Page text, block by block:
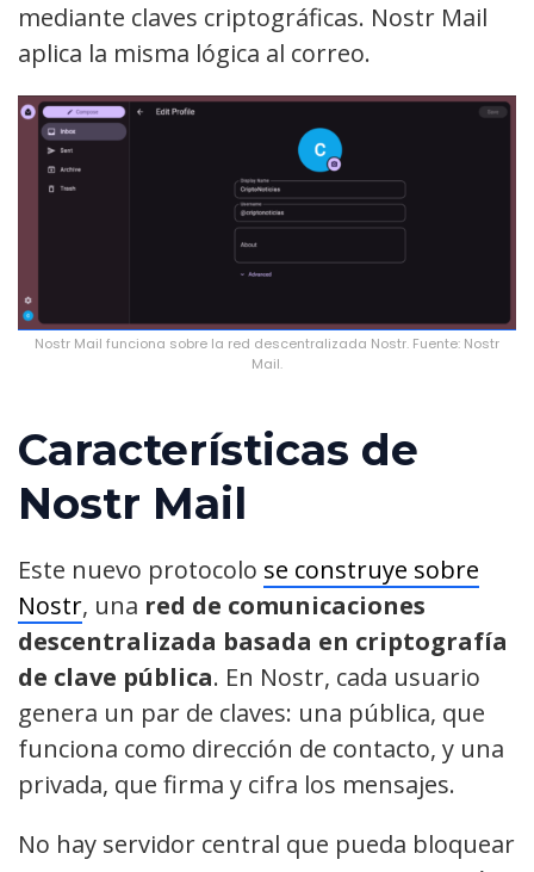
mediante claves criptográficas. Nostr Mail
aplica la misma lógica al correo.
Nostr Mail funciona sobre la red descentralizada Nostr. Fuente: Nostr
Mail.
Características de
Nostr Mail
Este nuevo protocolo se construye sobre
Nostr, una red de comunicaciones
descentralizada basada en criptografía
de clave pública. En Nostr, cada usuario
genera un par de claves: una pública, que
funciona como dirección de contacto, y una
privada, que firma y cifra los mensajes.
No hay servidor central que pueda bloquear